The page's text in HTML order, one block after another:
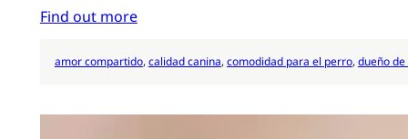
Find out more
amor compartido, calidad canina, comodidad para el perro, dueño